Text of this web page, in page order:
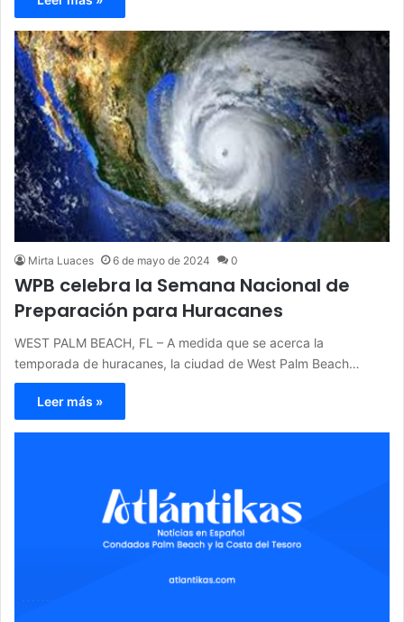
Mirta Luaces 6 de mayo de 2024 0
WPB celebra la Semana Nacional de
Preparación para Huracanes
WEST PALM BEACH, FL – A medida que se acerca la
temporada de huracanes, la ciudad de West Palm Beach…
Leer más »